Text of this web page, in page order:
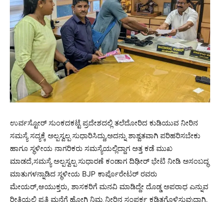
ಉರ್ವಸ್ಟೋರ್ ಸುಂಕದಕಟ್ಟೆ ಪ್ರದೇಶದಲ್ಲಿ ತಲೆದೋರಿದ ಕುಡಿಯುವ ನೀರಿನ
ಸಮಸ್ಯೆ ಸದ್ಯಕ್ಕೆ ಅಲ್ಪಸ್ವಲ್ಪ ಸುಧಾರಿಸಿದ್ದು,ಅದನ್ನು ಶಾಶ್ವತವಾಗಿ ಪರಿಹರಿಸಬೇಕು
ಹಾಗೂ ಸ್ಥಳೀಯ ನಾಗರಿಕರು ಸಮಸ್ಯೆಯಲ್ಲಿದ್ದಾಗ ಅತ್ತ ಕಡೆ ಮುಖ
ಮಾಡದೆ,ಸಮಸ್ಯೆ ಅಲ್ಪಸ್ವಲ್ಪ ಸುಧಾರಣೆ ಕಂಡಾಗ ದಿಢೀರ್ ಭೇಟಿ ನೀಡಿ ಅಸಂಬದ್ಧ
ಮಾತುಗಳನ್ನಾಡಿದ ಸ್ಥಳೀಯ BJP ಕಾರ್ಪೊರೇಟರ್ ರವರು
ಮೇಯರ್,ಆಯುಕ್ತರು, ಶಾಸಕರಿಗೆ ಮನವಿ ಮಾಡಿದ್ದೇ ದೊಡ್ಡ ಅಪರಾಧ ಎನ್ನುವ
ರೀತಿಯಲ್ಲಿ ಪ್ರತಿ ಮನೆಗೆ ಹೋಗಿ ನಿಮ್ಮ ನೀರಿನ ಸಂಪರ್ಕ ಕಡಿತಗೊಳಿಸುವುದಾಗಿ,